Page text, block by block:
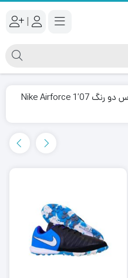
|
کتونی نایک ایرفورس دو رنگ Nike Airforce 1’07